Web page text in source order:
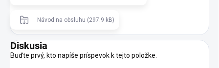
Návod na obsluhu (297.9 kB)
Diskusia
Buďte prvý, kto napíše príspevok k tejto položke.